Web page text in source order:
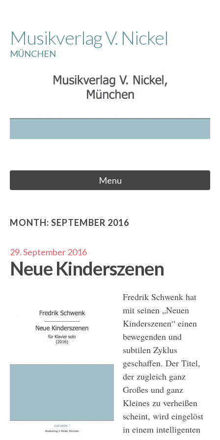
content
Musikverlag V. Nickel
MÜNCHEN
Menu
MONTH: SEPTEMBER 2016
29. September 2016
Neue Kinderszenen
Fredrik Schwenk hat
mit seinen „Neuen
Kinderszenen“ einen
bewegenden und
subtilen Zyklus
geschaffen. Der Titel,
der zugleich ganz
Großes und ganz
Kleines zu verheißen
scheint, wird eingelöst
in einem intelligenten